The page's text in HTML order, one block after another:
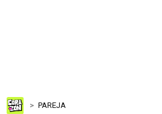
PAREJA